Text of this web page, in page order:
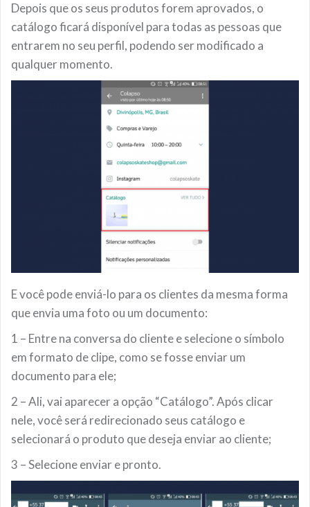
Depois que os seus produtos forem aprovados, o
catálogo ficará disponível para todas as pessoas que
entrarem no seu perfil, podendo ser modificado a
qualquer momento.
E você pode enviá-lo para os clientes da mesma forma
que envia uma foto ou um documento:
1 – Entre na conversa do cliente e selecione o símbolo
em formato de clipe, como se fosse enviar um
documento para ele;
2 – Ali, vai aparecer a opção “Catálogo”. Após clicar
nele, você será redirecionado seus catálogo e
selecionará o produto que deseja enviar ao cliente;
3 – Selecione enviar e pronto.